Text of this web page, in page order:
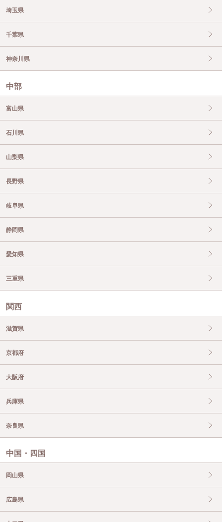
埼玉県
千葉県
神奈川県
中部
富山県
石川県
山梨県
長野県
岐阜県
静岡県
愛知県
三重県
関西
滋賀県
京都府
大阪府
兵庫県
奈良県
中国・四国
岡山県
広島県